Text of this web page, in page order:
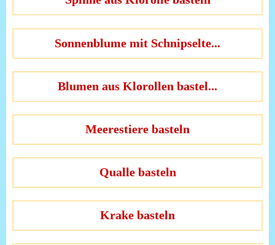
Sonnenblume mit Schnipselte...
Blumen aus Klorollen bastel...
Meerestiere basteln
Qualle basteln
Krake basteln